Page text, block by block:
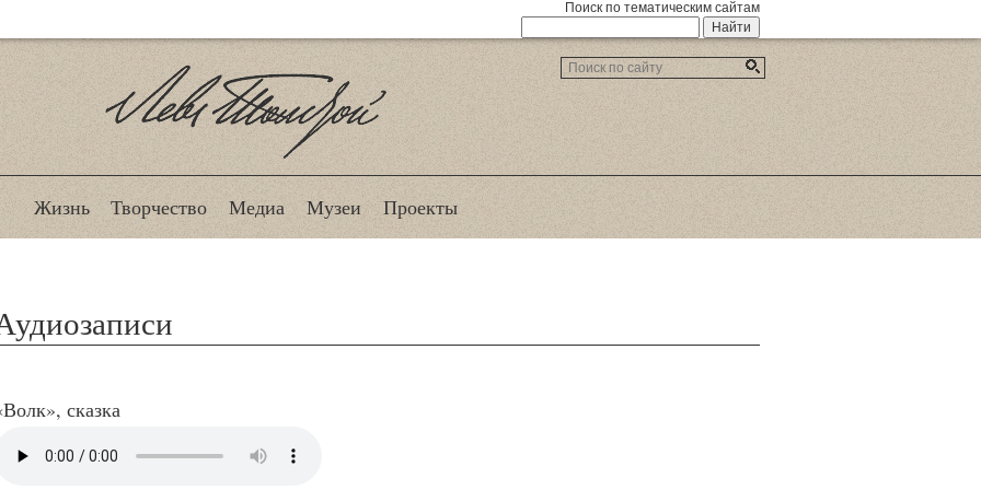
Поиск по тематическим сайтам
Лев Толстой
Жизнь Творчество Медиа Музеи Проекты
сказка